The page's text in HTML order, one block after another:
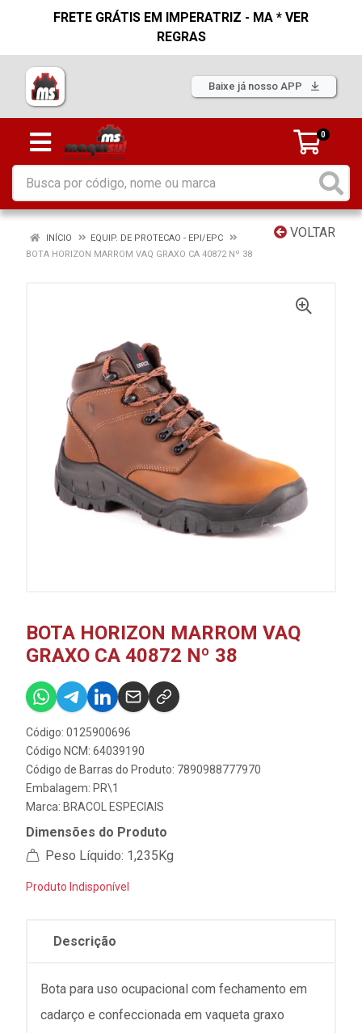
FRETE GRÁTIS EM IMPERATRIZ - MA * VER
REGRAS
Baixe já nosso APP
0
VOLTAR
INÍCIO
EQUIP. DE PROTECAO - EPI/EPC
BOTA HORIZON MARROM VAQ GRAXO CA 40872 Nº 38
BOTA HORIZON MARROM VAQ
GRAXO CA 40872 Nº 38
Código: 0125900696
Código NCM: 64039190
Código de Barras do Produto: 7890988777970
Embalagem: PR\1
Marca: BRACOL ESPECIAIS
Dimensões do Produto
Peso Líquido: 1,235Kg
Produto Indisponível
Descrição
Bota para uso ocupacional com fechamento em
cadarço e confeccionada em vaqueta graxo